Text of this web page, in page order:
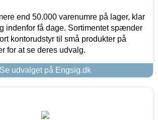
end 50.000 varenumre på lager, klar
indenfor få dage. Sortimentet spænder
kontorudstyr til små produkter på
for at se deres udvalg.
Se udvalget på Engsig.dk